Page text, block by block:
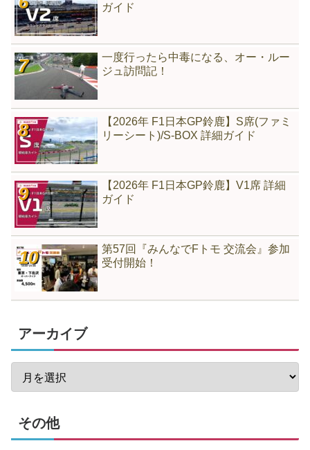
ガイド
一度行ったら中毒になる、オー・ルー
ジュ訪問記！
【2026年 F1日本GP鈴鹿】S席(ファミ
リーシート)/S-BOX 詳細ガイド
【2026年 F1日本GP鈴鹿】V1席 詳細
ガイド
第57回『みんなでFトモ 交流会』参加
受付開始！
アーカイブ
その他